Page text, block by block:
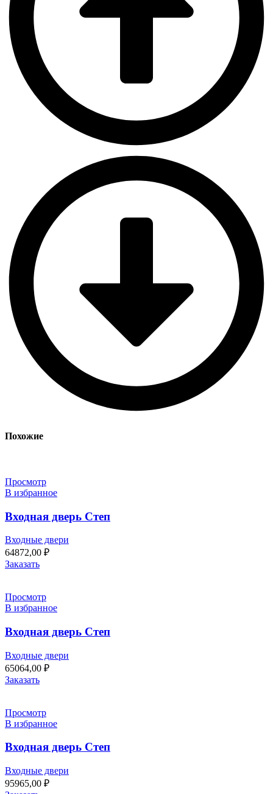
Похожие
Просмотр
В избранное
Входная дверь Степ
Входные двери
64872,00 ₽
Заказать
Просмотр
В избранное
Входная дверь Степ
Входные двери
65064,00 ₽
Заказать
Просмотр
В избранное
Входная дверь Степ
Входные двери
95965,00 ₽